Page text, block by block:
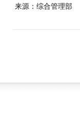
来源：综合管理部